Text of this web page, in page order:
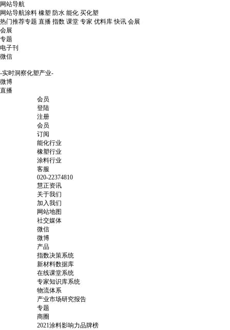
网站导航
网站导航涂料 橡塑 防水 能化 买化塑
热门推荐专题 直播 指数 课堂 专家 优料库 快讯 会展
会展
专题
电子刊
微信
-实时洞察化塑产业-
微博
直播
会员
登陆
注册
会员
订阅
能化行业
橡塑行业
涂料行业
客服
020-22374810
慧正资讯
关于我们
加入我们
网站地图
社交媒体
微信
微博
产品
指数决策系统
新材料数据库
在线课堂系统
专家知识库系统
物流体系
产业市场研究报告
专题
商圈
2021涂料影响力品牌榜